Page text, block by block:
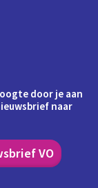
door je aan
naar
VO